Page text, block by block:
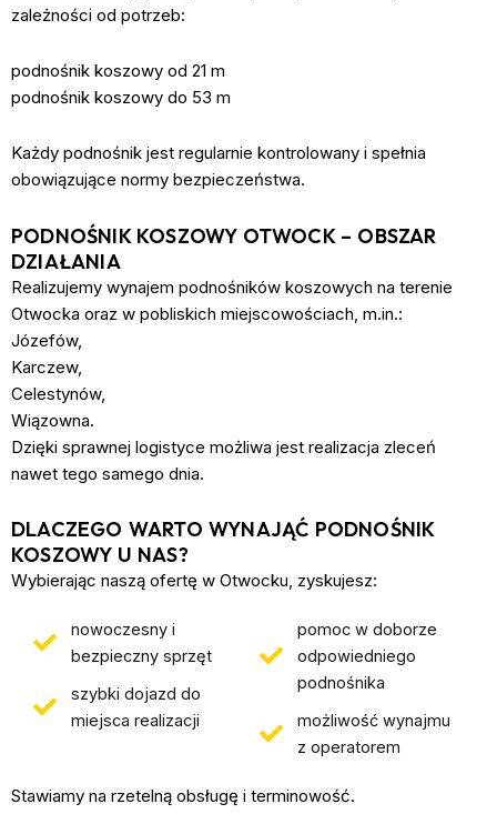
zależności od potrzeb:
podnośnik koszowy od 21 m
podnośnik koszowy do 53 m
Każdy podnośnik jest regularnie kontrolowany i spełnia
obowiązujące normy bezpieczeństwa.
PODNOŚNIK KOSZOWY OTWOCK – OBSZAR
DZIAŁANIA
Realizujemy wynajem podnośników koszowych na terenie
Otwocka oraz w pobliskich miejscowościach, m.in.:
Józefów,
Karczew,
Celestynów,
Wiązowna.
Dzięki sprawnej logistyce możliwa jest realizacja zleceń
nawet tego samego dnia.
DLACZEGO WARTO WYNAJĄĆ PODNOŚNIK
KOSZOWY U NAS?
Wybierając naszą ofertę w Otwocku, zyskujesz:
nowoczesny i
bezpieczny sprzęt
szybki dojazd do
miejsca realizacji
pomoc w doborze
odpowiedniego
podnośnika
możliwość wynajmu
z operatorem
Stawiamy na rzetelną obsługę i terminowość.